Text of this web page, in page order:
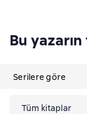
Bu
Serilere göre
Tüm kitaplar